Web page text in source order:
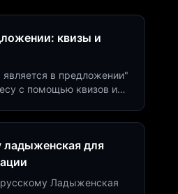
квизы и
в предложении"
с помощью квизов и
ладыженская для
русскому Ладыженская